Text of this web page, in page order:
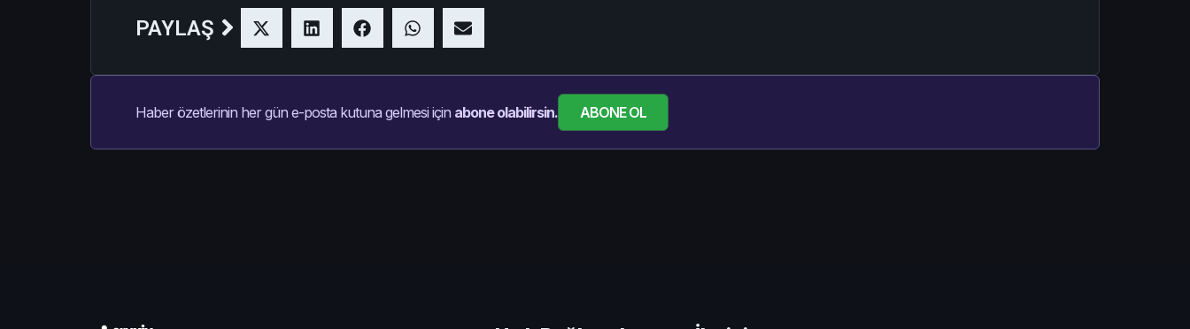
PAYLAŞ
Haber özetlerinin her gün e-posta kutuna gelmesi için abone olabilirsin. ABONE OL